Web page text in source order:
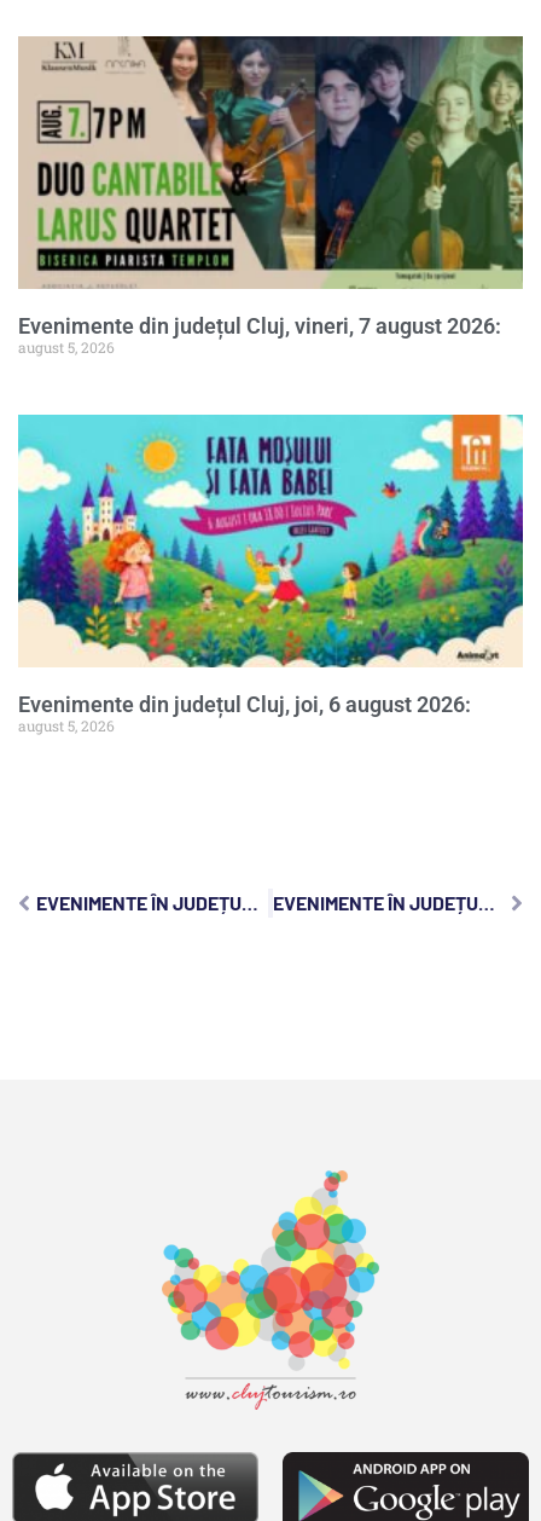
Evenimente din județul Cluj, vineri, 7 august 2026:
august 5, 2026
Evenimente din județul Cluj, joi, 6 august 2026:
august 5, 2026
EVENIMENTE ÎN JUDEȚUL CLUJ, MIERCURI, 16 FEBRUARIE 2022 EVENIMENTE ÎN JUDEȚUL CLUJ, VINERI, 18 FEBRUARIE 2022